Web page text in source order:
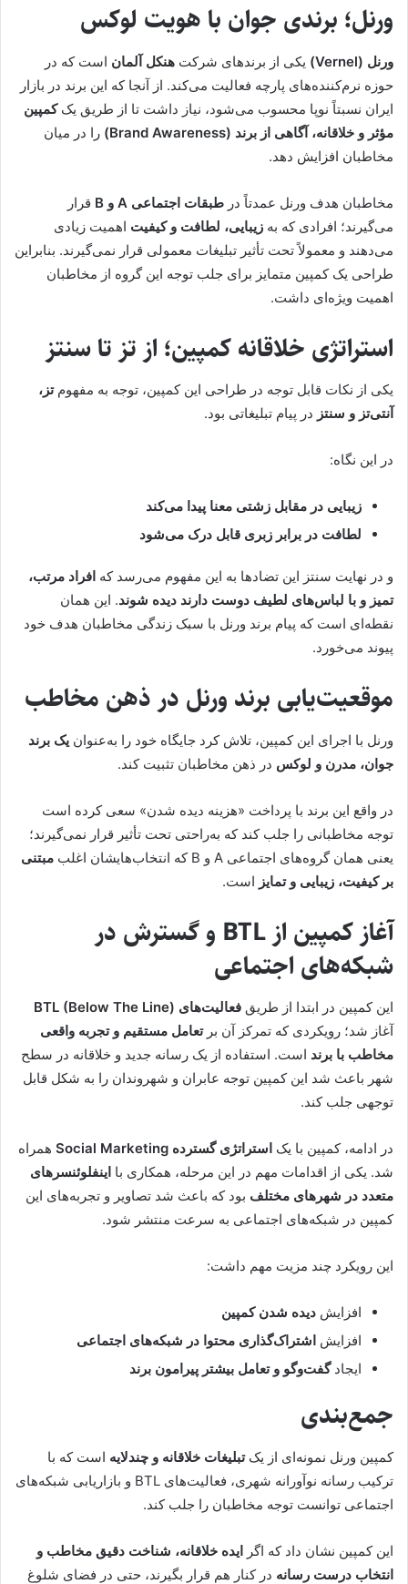
ورنل؛ برندی جوان با هویت لوکس
ورنل (Vernel) یکی از برندهای شرکت هنکل آلمان است که در
حوزه نرم‌کننده‌های پارچه فعالیت می‌کند. از آنجا که این برند در بازار
ایران نسبتاً نوپا محسوب می‌شود، نیاز داشت تا از طریق یککمپین
مؤثر و خلاقانه، آگاهی از برند (Brand Awareness)
را در میان
مخاطبان افزایش دهد.
مخاطبان هدف ورنل عمدتاً در طبقات اجتماعی A و B
قرار
می‌گیرند؛ افرادی که به زیبایی، لطافت و کیفیت اهمیت زیادی
می‌دهند و معمولاً تحت تأثیر تبلیغات معمولی قرار نمی‌گیرند. بنابراین
طراحی یک کمپین متمایز برای جلب توجه این گروه از مخاطبان
اهمیت ویژه‌ای داشت.
استراتژی خلاقانه کمپین؛ از تز تا سنتز
یکی از نکات قابل توجه در طراحی این کمپین، توجه به مفهومتز،
آنتی‌تز و سنتز در پیام تبلیغاتی بود.
در این نگاه:
زیبایی در مقابل زشتی معنا پیدا می‌کند
لطافت در برابر زبری قابل درک می‌شود
و در نهایت سنتز این تضادها به این مفهوم می‌رسد که افراد مرتب،
تمیز و با لباس‌های لطیف دوست دارند دیده شوند. این همان
نقطه‌ای است که پیام برند ورنل با سبک زندگی مخاطبان هدف خود
پیوند می‌خورد.
موقعیت‌یابی برند ورنل در ذهن مخاطب
ورنل با اجرای این کمپین، تلاش کرد جایگاه خود را به‌عنوان یک برند
جوان، مدرن و لوکس در ذهن مخاطبان تثبیت کند.
در واقع این برند با پرداخت «هزینه دیده شدن» سعی کرده است
توجه مخاطبانی را جلب کند که به‌راحتی تحت تأثیر قرار نمی‌گیرند؛
یعنی همان گروه‌های اجتماعی A و B که انتخاب‌هایشان اغلب
مبتنی
بر کیفیت، زیبایی و تمایز است.
آغاز کمپین از BTL و گسترش در
شبکه‌های اجتماعی
این کمپین در ابتدا از طریق فعالیت‌های BTL (Below The Line)
آغاز شد؛ رویکردی که تمرکز آن برتعامل مستقیم و تجربه واقعی
مخاطب با برند است. استفاده از یک رسانه جدید و خلاقانه در سطح
شهر باعث شد این کمپین توجه عابران و شهروندان را به شکل قابل
توجهی جلب کند.
در ادامه، کمپین با یک استراتژی گسترده Social Marketing
همراه
شد. یکی از اقدامات مهم در این مرحله، همکاری با اینفلوئنسرهای
متعدد در شهرهای مختلف بود که باعث شد تصاویر و تجربه‌های این
کمپین در شبکه‌های اجتماعی به سرعت منتشر شود.
این رویکرد چند مزیت مهم داشت:
افزایش دیده شدن کمپین
افزایش اشتراک‌گذاری محتوا در شبکه‌های اجتماعی
ایجادگفت‌وگو و تعامل بیشتر پیرامون برند
جمع‌بندی
کمپین ورنل نمونه‌ای از یکتبلیغات خلاقانه و چندلایه است که با
ترکیب رسانه نوآورانه شهری، فعالیت‌های BTL و بازاریابی شبکه‌های
اجتماعی توانست توجه مخاطبان را جلب کند.
این کمپین نشان داد که اگر ایده خلاقانه، شناخت دقیق مخاطب و
انتخاب درست رسانه در کنار هم قرار بگیرند، حتی در فضای شلوغ